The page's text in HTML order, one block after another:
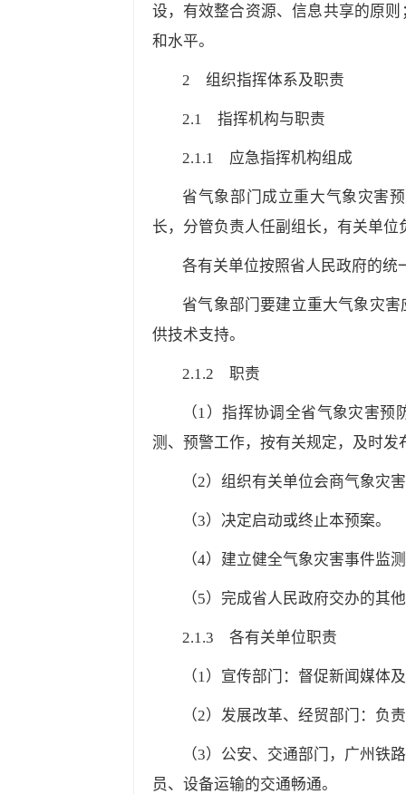
设，有效整合资源、信息共享的原
和水平。
2 组织指挥体系及职责
2.1 指挥机构与职责
2.1.1 应急指挥机构组成
省气象部门成立重大气象灾害
长，分管负责人任副组长，有关单位
各有关单位按照省人民政府的统
省气象部门要建立重大气象灾
供技术支持。
2.1.2 职责
（1）指挥协调全省气象灾害
测、预警工作，按有关规定，及时发
（2）组织有关单位会商气象灾
（3）决定启动或终止本预案。
（4）建立健全气象灾害事件监
（5）完成省人民政府交办的其
2.1.3 各有关单位职责
（1）宣传部门：督促新闻媒体
（2）发展改革、经贸部门：负
（3）公安、交通部门，广州铁
员、设备运输的交通畅通。